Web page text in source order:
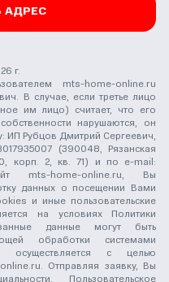
АДРЕС
г.
mts-home-online.ru
В случае, если третье лицо
им лицо) считает, что его
нарушаются, он
ИП Рубцов Дмитрий Сергеевич,
(390048, Рязанская
корп. 2, кв. 71) и по e-mail:
mts-home-online.ru, Вы
данных о посещении Вами
и иные пользовательские
на условиях Политики
данные могут быть
обработки системами
осуществляется с целью
Отправляя заявку, Вы
, Пользовательское